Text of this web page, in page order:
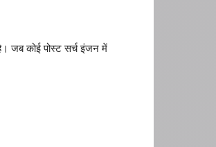
जब कोई पोस्ट सर्च इंजन में